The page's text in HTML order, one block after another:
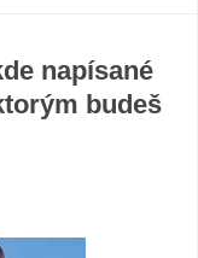
napísané
budeš